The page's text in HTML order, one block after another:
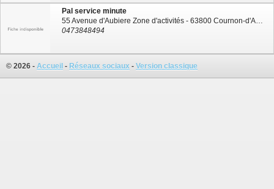
Pal service minute
55 Avenue d'Aubiere Zone d'activités - 63800 Cournon-d'Auvergne
0473848494
© 2026 - Accueil - Réseaux sociaux - Version classique